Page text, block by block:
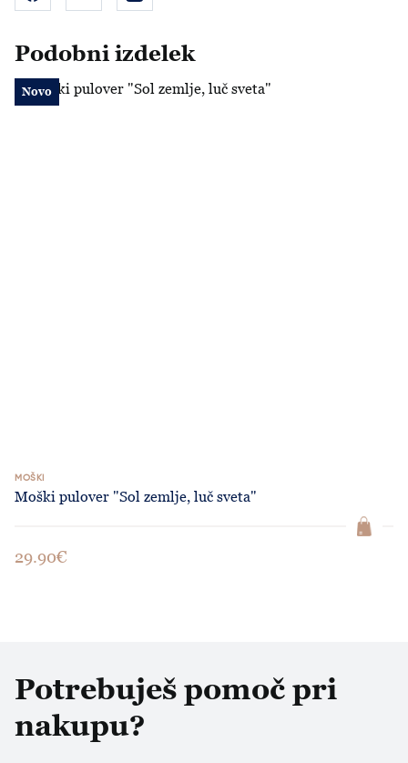
Podobni izdelek
Novo
Moški pulover "Sol zemlje, luč sveta"
MOŠKI
Moški pulover "Sol zemlje, luč sveta"
29.90€
Potrebuješ pomoč pri
nakupu?